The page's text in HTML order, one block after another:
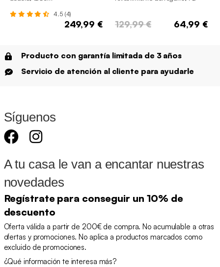
4.5 (4)
249,99 € 129,99 € 64,99 €
Producto con garantía limitada de 3 años
Servicio de atención al cliente para ayudarle
Síguenos
A tu casa le van a encantar nuestras
novedades
Regístrate para conseguir un 10% de
descuento
Oferta válida a partir de 200€ de compra. No acumulable a otras
ofertas y promociones. No aplica a productos marcados como
excluido de promociones.
¿Qué información te interesa más?